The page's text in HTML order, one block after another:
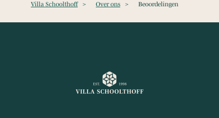
Villa Schoolthoff > Over ons > Beoordelingen